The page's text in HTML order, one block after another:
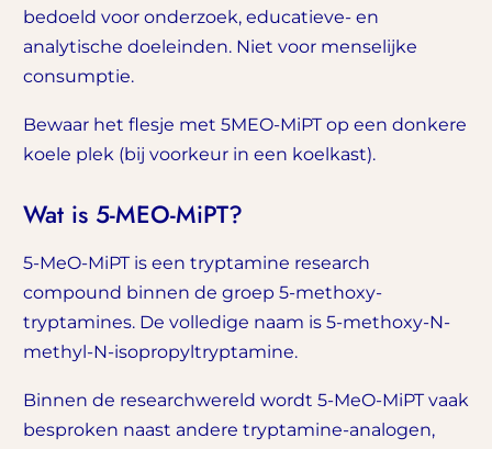
bedoeld voor onderzoek, educatieve- en
analytische doeleinden. Niet voor menselijke
consumptie.
Bewaar het flesje met 5MEO-MiPT op een donkere
koele plek (bij voorkeur in een koelkast).
Wat is 5-MEO-MiPT?
5-MeO-MiPT is een tryptamine research
compound binnen de groep 5-methoxy-
tryptamines. De volledige naam is 5-methoxy-N-
methyl-N-isopropyltryptamine.
Binnen de researchwereld wordt 5-MeO-MiPT vaak
besproken naast andere tryptamine-analogen,